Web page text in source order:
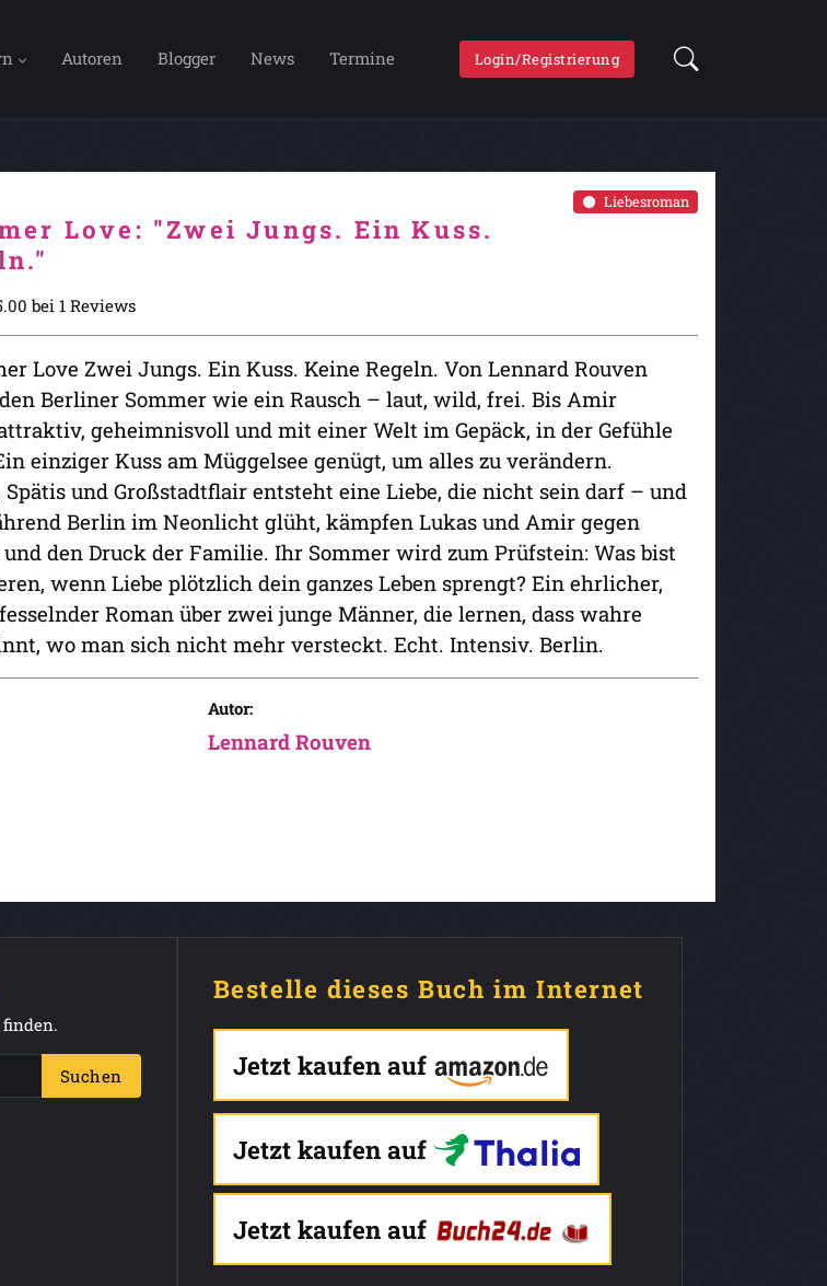
Autoren Blogger News Termine Login/Registrierung
Liebesroman
Love: "Zwei Jungs. Ein Kuss.
bei 1 Reviews
Love Zwei Jungs. Ein Kuss. Keine Regeln. Von Lennard Rouven
Berliner Sommer wie ein Rausch – laut, wild, frei. Bis Amir
geheimnisvoll und mit einer Welt im Gepäck, in der Gefühle
einziger Kuss am Müggelsee genügt, um alles zu verändern.
und Großstadtflair entsteht eine Liebe, die nicht sein darf – und
Berlin im Neonlicht glüht, kämpfen Lukas und Amir gegen
den Druck der Familie. Ihr Sommer wird zum Prüfstein: Was bist
wenn Liebe plötzlich dein ganzes Leben sprengt? Ein ehrlicher,
Roman über zwei junge Männer, die lernen, dass wahre
wo man sich nicht mehr versteckt. Echt. Intensiv. Berlin.
Autor:
Lennard Rouven
Suchen
Bestelle dieses Buch im Internet
Jetzt kaufen auf
Jetzt kaufen auf
Jetzt kaufen auf